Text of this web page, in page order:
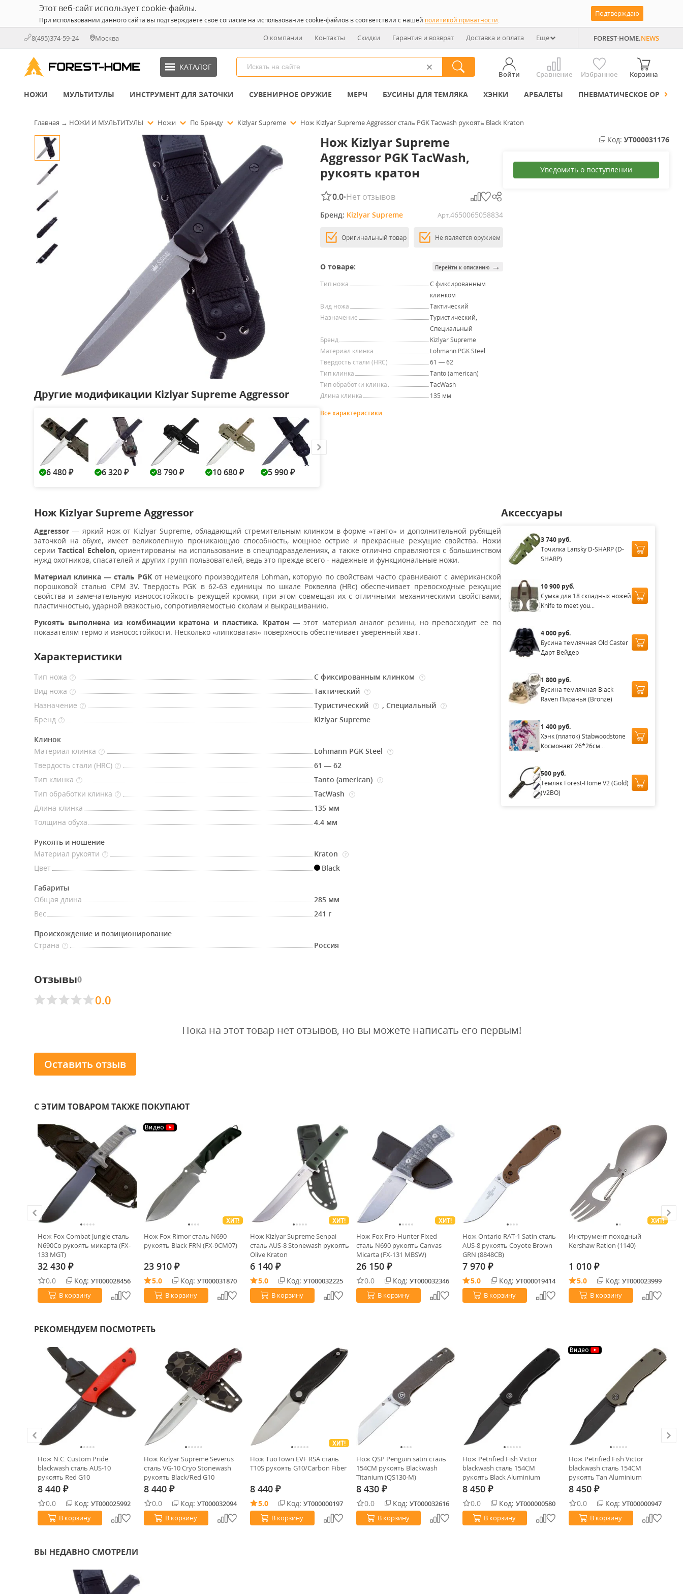
Этот веб-сайт использует cookie-файлы.
При использовании данного сайта вы подтверждаете свое согласие на использование cookie-файлов в соответствии с нашей политикой приватности.
Подтверждаю
8(495)374-59-24 Москва О компании Контакты Скидки Гарантия и возврат Доставка и оплата Еще FOREST-HOME.NEWS
КАТАЛОГ
Войти Сравнение Избранное Корзина
НОЖИ МУЛЬТИТУЛЫ ИНСТРУМЕНТ ДЛЯ ЗАТОЧКИ СУВЕНИРНОЕ ОРУЖИЕ МЕРЧ БУСИНЫ ДЛЯ ТЕМЛЯКА ХЭНКИ АРБАЛЕТЫ ПНЕВМАТИЧЕСКОЕ ОРУЖИЕ
Главная → НОЖИ И МУЛЬТИТУЛЫ Ножи По Бренду Kizlyar Supreme Нож Kizlyar Supreme Aggressor сталь PGK Tacwash рукоять Black Kraton
Другие модификации Kizlyar Supreme Aggressor
6 480 ₽ 6 320 ₽ 8 790 ₽ 10 680 ₽ 5 990 ₽
Нож Kizlyar Supreme
Aggressor PGK TacWash,
рукоять кратон
0.0•Нет отзывов
Бренд: Kizlyar Supreme Арт.4650065058834
Оригинальный товар Не является оружием
О товаре: Перейти к описанию →
Тип ножа
С фиксированным
клинком
Вид ножа
Тактический
Назначение
Туристический,
Специальный
Бренд
Kizlyar Supreme
Материал клинка
Lohmann PGK Steel
Твердость стали (HRC)
61 — 62
Тип клинка
Tanto (american)
Тип обработки клинка
TacWash
Длина клинка
135 мм
Все характеристики
Код: УТ000031176
Уведомить о поступлении
Нож Kizlyar Supreme Aggressor
Aggressor — яркий нож от Kizlyar Supreme, обладающий стремительным клинком в форме «танто» и дополнительной рубящей
заточкой на обухе, имеет великолепную проникающую способность, мощное острие и прекрасные режущие свойства. Ножи
серииTactical Echelon, ориентированы на использование в спецподразделениях, а также отлично справляются с большинством
нужд охотников, спасателей и других групп пользователей, ведь это прежде всего - надежные и функциональные ножи.
Материал клинка — сталь PGKот немецкого производителя Lohman, которую по свойствам часто сравнивают с американской
порошковой сталью CPM 3V. Твердость PGK в 62-63 единицы по шкале Роквелла (HRc) обеспечивает превосходные режущие
свойства и замечательную износостойкость режущей кромки, при этом совмещая их с отличными механическими свойствами,
пластичностью, ударной вязкостью, сопротивляемостью сколам и выкрашиванию.
Рукоять выполнена из комбинации кратона и пластика. Кратон— этот материал аналог резины, но превосходит ее по
показателям термо и износостойкости. Несколько «липковатая» поверхность обеспечивает уверенный хват.
Характеристики
Тип ножа ? С фиксированным клинком ?
Вид ножа ? Тактический ?
Назначение ? Туристический ? ,Специальный ?
Бренд ? Kizlyar Supreme
Клинок
Материал клинка
? Lohmann PGK Steel ?
Твердость стали (HRC) ?
61 — 62
Тип клинка
? Tanto (american) ?
Тип обработки клинка ? TacWash ?
Длина клинка
135 мм
Толщина обуха
4.4 мм
Рукоять и ношение
Материал рукояти
? Kraton ?
Цвет Black
Габариты
Общая длина
285 мм
Вес
241 г
Происхождение и позиционирование
Страна
? Россия
Аксессуары
3 740 руб.
Точилка Lansky D-SHARP (D-
SHARP)
10 900 руб.
Сумка для 18 складных ножей
Knife to meet you...
4 000 руб.
Бусина темлячная Old Caster
Дарт Вейдер
1 800 руб.
Бусина темлячная Black
Raven Пиранья (Bronze)
1 400 руб.
Хэнк (платок) Stabwoodstone
Космонавт 26*26см...
500 руб.
Темляк Forest-Home V2 (Gold)
(V2BO)
Отзывы0
0.0
Пока на этот товар нет отзывов, но вы можете написать его первым!
Оставить отзыв
С ЭТИМ ТОВАРОМ ТАКЖЕ ПОКУПАЮТ
Нож Fox Combat Jungle сталь
N690Co рукоять микарта (FX-
133 MGT)
32 430 ₽
0.0 Код: УТ000028456
В корзину
Видео
ХИТ!
Нож Fox Rimor сталь N690
рукоять Black FRN (FX-9CM07)
23 910 ₽
5.0 Код: УТ000031870
В корзину
ХИТ!
Нож Kizlyar Supreme Senpai
сталь AUS-8 Stonewash рукоять
Olive Kraton
6 140 ₽
5.0 Код: УТ000032225
В корзину
ХИТ!
Нож Fox Pro-Hunter Fixed
сталь N690 рукоять Canvas
Micarta (FX-131 MBSW)
26 150 ₽
0.0 Код: УТ000032346
В корзину
Нож Ontario RAT-1 Satin сталь
AUS-8 рукоять Coyote Brown
GRN (8848CB)
7 970 ₽
5.0 Код: УТ000019414
В корзину
ХИТ!
Инструмент походный
Kershaw Ration (1140)
1 010 ₽
5.0 Код: УТ000023999
В корзину
РЕКОМЕНДУЕМ ПОСМОТРЕТЬ
Нож N.C. Custom Pride
blackwash сталь AUS-10
рукоять Red G10
8 440 ₽
0.0 Код: УТ000025992
В корзину
Нож Kizlyar Supreme Severus
сталь VG-10 Cryo Stonewash
рукоять Black/Red G10
(кайдекс)
8 440 ₽
0.0 Код: УТ000032094
В корзину
ХИТ!
Нож TuoTown EVF RSA сталь
T10S рукоять G10/Carbon Fiber
8 440 ₽
5.0 Код: УТ000000197
В корзину
Нож QSP Penguin satin сталь
154CM рукоять Blackwash
Titanium (QS130-M)
8 430 ₽
0.0 Код: УТ000032616
В корзину
Нож Petrified Fish Victor
blackwash сталь 154CM
рукоять Black Aluminium
8 450 ₽
0.0 Код: УТ000000580
В корзину
Видео
Нож Petrified Fish Victor
blackwash сталь 154CM
рукоять Tan Aluminium
8 450 ₽
0.0 Код: УТ000000947
В корзину
ВЫ НЕДАВНО СМОТРЕЛИ